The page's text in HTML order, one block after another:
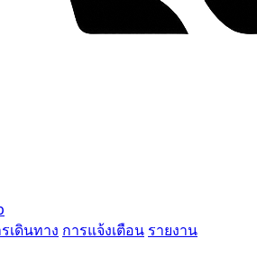
เดินทาง การแจ้งเตือน รายงาน